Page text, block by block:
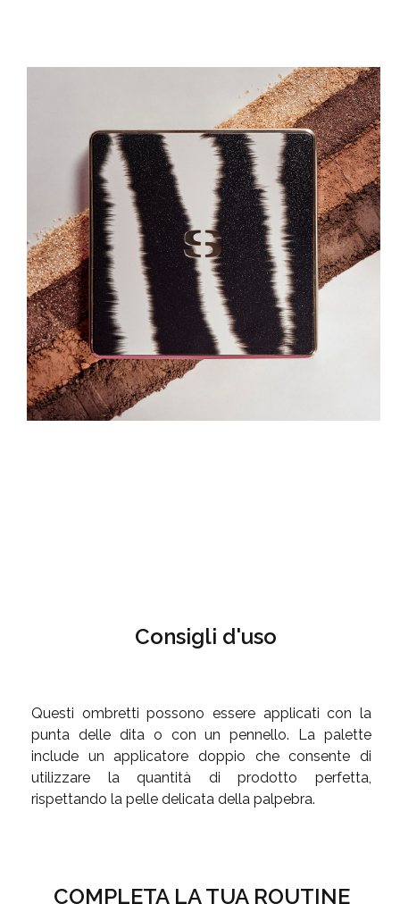
Consigli d'uso
Questi ombretti possono essere applicati con la
punta delle dita o con un pennello. La palette
include un applicatore doppio che consente di
utilizzare la quantità di prodotto perfetta,
rispettando la pelle delicata della palpebra.
COMPLETA LA TUA ROUTINE